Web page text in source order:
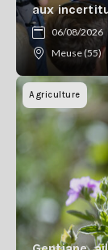
aux
06/08/2026
Meuse (55)
Agriculture